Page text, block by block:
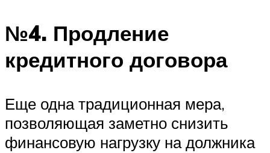
№4. Продление
кредитного договора
Еще одна традиционная мера,
позволяющая заметно снизить
финансовую нагрузку на должника